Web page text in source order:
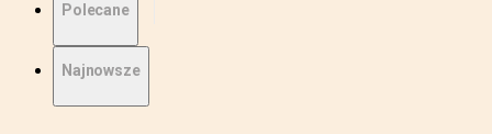
Polecane
Najnowsze